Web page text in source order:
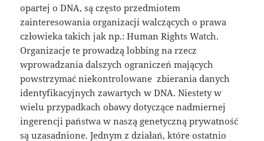
opartej o DNA, są często przedmiotem
zainteresowania organizacji walczących o prawa
człowieka takich jak np.: Human Rights Watch.
Organizacje te prowadzą lobbing na rzecz
wprowadzania dalszych ograniczeń mających
powstrzymać niekontrolowane zbierania danych
identyfikacyjnych zawartych w DNA. Niestety w
wielu przypadkach obawy dotyczące nadmiernej
ingerencji państwa w naszą genetyczną prywatność
są uzasadnione. Jednym z działań, które ostatnio